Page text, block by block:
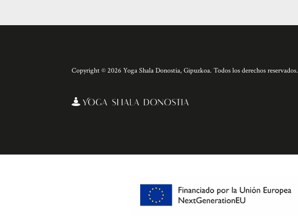
Copyright © 2026 Yoga Shala Donostia, Gipuzkoa. Todos los derechos reservados.